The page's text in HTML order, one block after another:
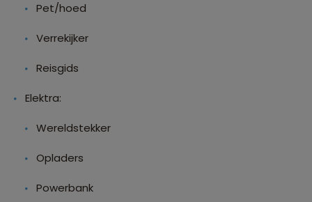
Pet/hoed
Verrekijker
Reisgids
Elektra:
Wereldstekker
Opladers
Powerbank